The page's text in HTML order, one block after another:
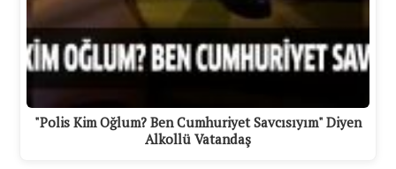
"Polis Kim Oğlum? Ben Cumhuriyet Savcısıyım" Diyen
Alkollü Vatandaş